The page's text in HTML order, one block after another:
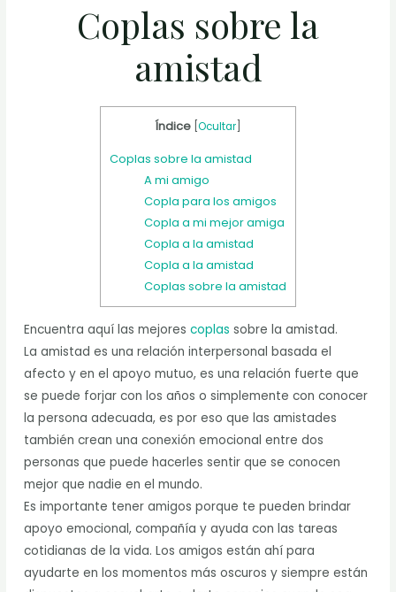
Coplas sobre la
amistad
Índice Ocultar
Coplas sobre la amistad
A mi amigo
Copla para los amigos
Copla a mi mejor amiga
Copla a la amistad
Copla a la amistad
Coplas sobre la amistad
Encuentra aquí las mejorescoplas sobre la amistad.
La amistad es una relación interpersonal basada el
afecto y en el apoyo mutuo, es una relación fuerte que
se puede forjar con los años o simplemente con conocer
la persona adecuada, es por eso que las amistades
también crean una conexión emocional entre dos
personas que puede hacerles sentir que se conocen
mejor que nadie en el mundo.
Es importante tener amigos porque te pueden brindar
apoyo emocional, compañía y ayuda con las tareas
cotidianas de la vida. Los amigos están ahí para
ayudarte en los momentos más oscuros y siempre están